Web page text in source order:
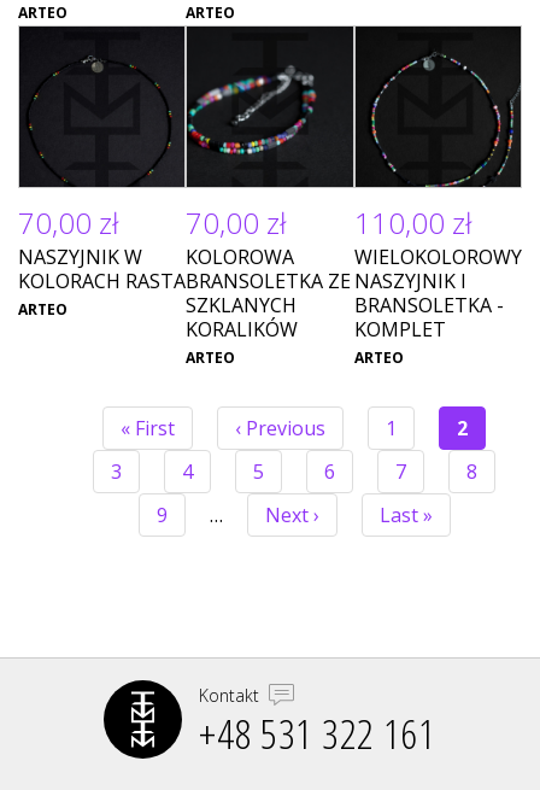
ARTEO ARTEO
70,00 zł
NASZYJNIK W
KOLORACH RASTA
ARTEO
70,00 zł
KOLOROWA
BRANSOLETKA ZE
SZKLANYCH
KORALIKÓW
ARTEO
110,00 zł
WIELOKOLOROWY
NASZYJNIK I
BRANSOLETKA -
KOMPLET
ARTEO
STRONICOWANIE
Pierwsza
strona
« First
Poprzednia
strona
‹ Previous Strona
1
Bieżąca
strona
2
Strona
3 Strona
4 Strona
5 Strona
6 Strona
7 Strona
8
Strona
9 …
Następna
strona
Next ›
Ostatnia
strona
Last »
Kontakt
+48 531 322 161‬